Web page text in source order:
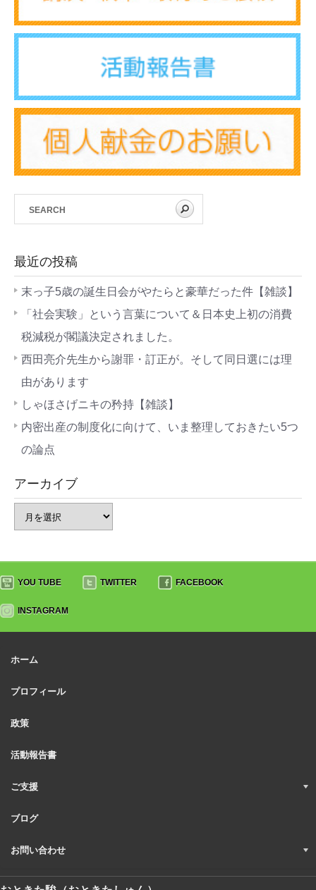
最近の投稿
末っ子5歳の誕生日会がやたらと豪華だった件【雑談】
「社会実験」という言葉について＆日本史上初の消費
税減税が閣議決定されました。
西田亮介先生から謝罪・訂正が。そして同日選には理
由があります
しゃほさげニキの矜持【雑談】
内密出産の制度化に向けて、いま整理しておきたい5つ
の論点
アーカイブ
YOU TUBE TWITTER FACEBOOK
INSTAGRAM
ホーム
プロフィール
政策
活動報告書
ご支援
ブログ
お問い合わせ